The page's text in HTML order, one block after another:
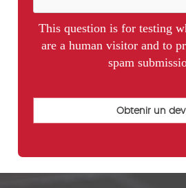
This question is for testing
are a human visitor and to
spam